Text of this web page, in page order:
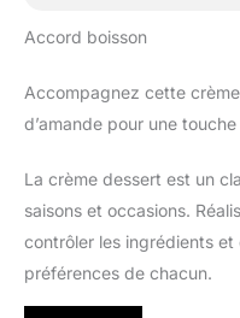
Accord boisson
Accompagnez cette
d’amande pour une
La crème dessert est un
saisons et occasions.
contrôler les ingrédients et
préférences de chacun.